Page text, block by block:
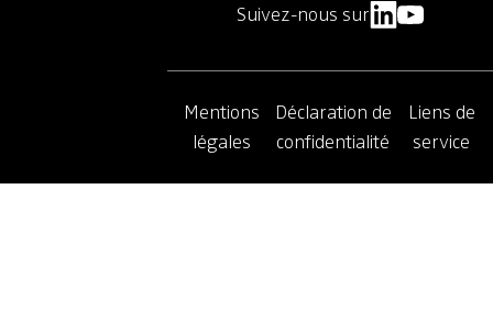
Mentions
légales
Déclaration de
confidentialité
Liens de
service
Suivez-nous sur